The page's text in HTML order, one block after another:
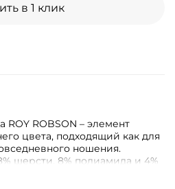
в 1 клик
ROBSON – элемент
цвета, подходящий как для
ношения.
шерсти, 8% полиамида и 4%
высоким комфортом,